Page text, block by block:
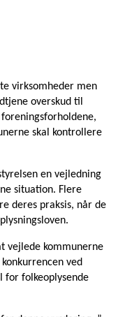
virksomheder men
overskud til
skal kontrollere
en vejledning
situation. Flere
deres praksis, når de
vejlede kommunerne
ved
for folkeoplysende